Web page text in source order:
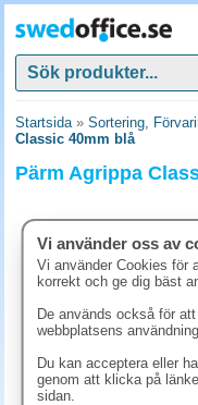
Startsida» Sortering,
Classic 40mm blå
Pärm Agrippa
Vi använder oss av
Vi använder Cookies för
korrekt och ge dig bäst
De används också för
webbplatsens
Du kan acceptera eller
genom att klicka på
sidan.